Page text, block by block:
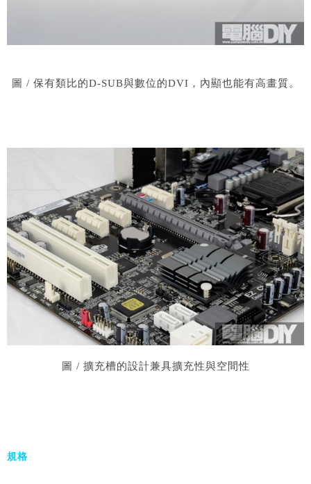
圖 / 保有類比的D-SUB與數位的DVI，內顯也能有高畫質。
圖 / 擴充槽的設計兼具擴充性與空間性
規格